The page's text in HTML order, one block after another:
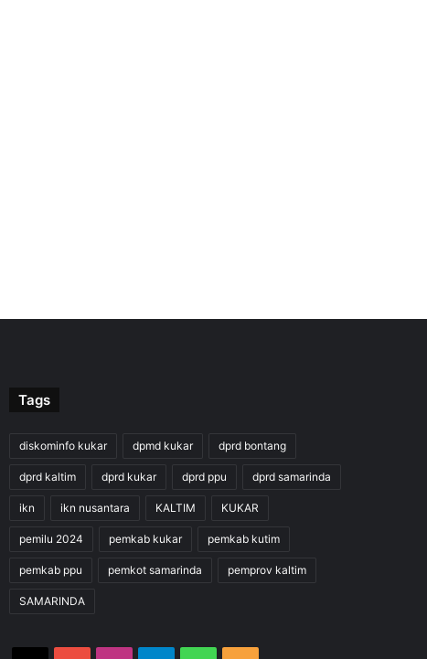
Tags
diskominfo kukar dpmd kukar dprd bontang
dprd kaltim dprd kukar dprd ppu dprd samarinda
ikn ikn nusantara KALTIM KUKAR
pemilu 2024 pemkab kukar pemkab kutim
pemkab ppu pemkot samarinda pemprov kaltim
SAMARINDA